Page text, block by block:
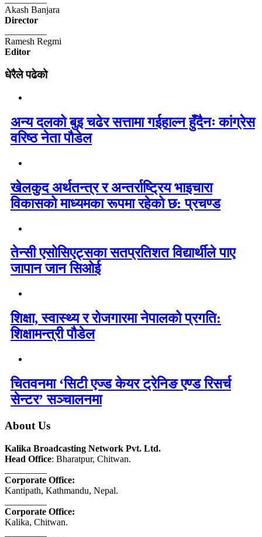
Akash Banjara
Director
Ramesh Regmi
Editor
धेरैले पढेको
अन्य दलको बुइ चढेर सत्तामा गईहाल्न हुँदैनः कांग्रेस
वरिष्ठ नेता पौडेल
खेलकुद अर्थतन्त्र र अन्तर्राष्ट्रिय भाइचारा
विकासको माध्यमका रूपमा रहेको छ: प्रचण्ड
तेन्सी एसोसिएट्सका सतप्रतिशत विद्यार्थीले पाए
जापान जान सिओई
शिक्षा, स्वास्थ्य र रोजगारमा नेपालको प्रगति:
शिक्षामन्त्री पौडेल
चितवनमा ‘सिटी एज्ड केयर ट्रेनिङ एण्ड रिसर्च
सेन्टर’ सञ्चालनमा
About Us
Kalika Broadcasting Network Pvt. Ltd.
Head Office: Bharatpur, Chitwan.
Corporate Office:
Kantipath, Kathmandu, Nepal.
Corporate Office:
Kalika, Chitwan.